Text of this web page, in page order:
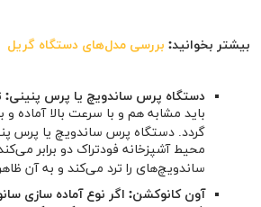
بیشتر بخوانید: بررسی مدل‌های دستگاه گریل
دستگاه پرس ساندویچ یا پرس پنینی:
باید مشابه هم و با سرعت بالا آماده
گردد. دستگاه پرس ساندویچ یا پرس
محیط آشپزخانه فودتراک دو برابر
ساندویچ‌های را ترد می‌کند و به آن
آون کانوکشن: اگر نوع آماده سازی